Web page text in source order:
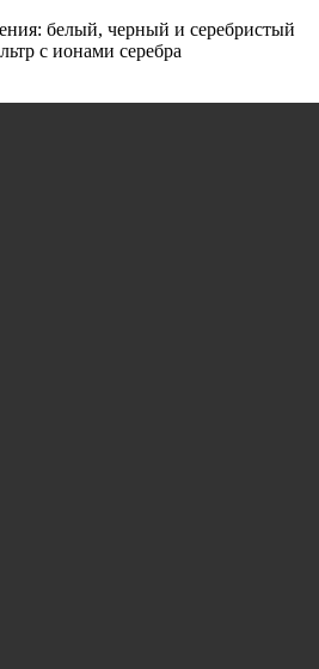
белый, черный и серебристый
с ионами серебра